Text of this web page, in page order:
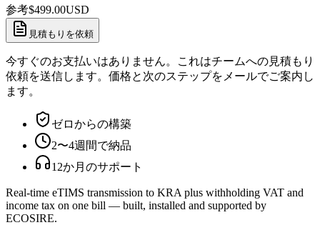
参考$499.00USD
見積もりを依頼
今すぐのお支払いはありません。これはチームへの見積もり
依頼を送信します。価格と次のステップをメールでご案内し
ます。
ゼロからの構築
2〜4週間で納品
12か月のサポート
Real-time eTIMS transmission to KRA plus withholding VAT and
income tax on one bill — built, installed and supported by
ECOSIRE.